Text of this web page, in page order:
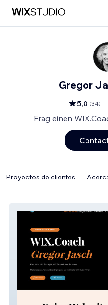
Gregor
5,0 (34)
Frag einen
Proyectos de clientes